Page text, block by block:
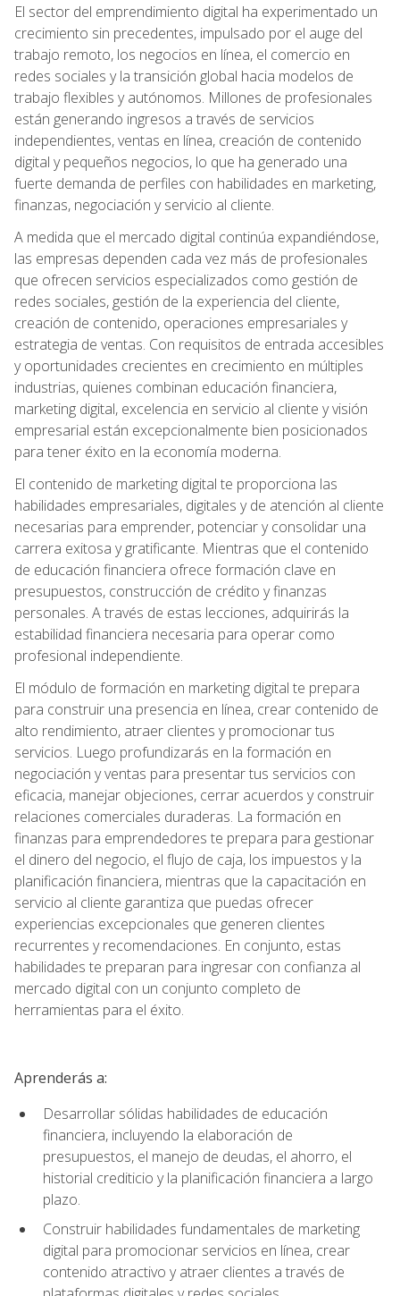
El sector del emprendimiento digital ha experimentado un
crecimiento sin precedentes, impulsado por el auge del
trabajo remoto, los negocios en línea, el comercio en
redes sociales y la transición global hacia modelos de
trabajo flexibles y autónomos. Millones de profesionales
están generando ingresos a través de servicios
independientes, ventas en línea, creación de contenido
digital y pequeños negocios, lo que ha generado una
fuerte demanda de perfiles con habilidades en marketing,
finanzas, negociación y servicio al cliente.
A medida que el mercado digital continúa expandiéndose,
las empresas dependen cada vez más de profesionales
que ofrecen servicios especializados como gestión de
redes sociales, gestión de la experiencia del cliente,
creación de contenido, operaciones empresariales y
estrategia de ventas. Con requisitos de entrada accesibles
y oportunidades crecientes en crecimiento en múltiples
industrias, quienes combinan educación financiera,
marketing digital, excelencia en servicio al cliente y visión
empresarial están excepcionalmente bien posicionados
para tener éxito en la economía moderna.
El contenido de marketing digital te proporciona las
habilidades empresariales, digitales y de atención al cliente
necesarias para emprender, potenciar y consolidar una
carrera exitosa y gratificante. Mientras que el contenido
de educación financiera ofrece formación clave en
presupuestos, construcción de crédito y finanzas
personales. A través de estas lecciones, adquirirás la
estabilidad financiera necesaria para operar como
profesional independiente.
El módulo de formación en marketing digital te prepara
para construir una presencia en línea, crear contenido de
alto rendimiento, atraer clientes y promocionar tus
servicios. Luego profundizarás en la formación en
negociación y ventas para presentar tus servicios con
eficacia, manejar objeciones, cerrar acuerdos y construir
relaciones comerciales duraderas. La formación en
finanzas para emprendedores te prepara para gestionar
el dinero del negocio, el flujo de caja, los impuestos y la
planificación financiera, mientras que la capacitación en
servicio al cliente garantiza que puedas ofrecer
experiencias excepcionales que generen clientes
recurrentes y recomendaciones. En conjunto, estas
habilidades te preparan para ingresar con confianza al
mercado digital con un conjunto completo de
herramientas para el éxito.
Aprenderás a:
Desarrollar sólidas habilidades de educación
financiera, incluyendo la elaboración de
presupuestos, el manejo de deudas, el ahorro, el
historial crediticio y la planificación financiera a largo
plazo.
Construir habilidades fundamentales de marketing
digital para promocionar servicios en línea, crear
contenido atractivo y atraer clientes a través de